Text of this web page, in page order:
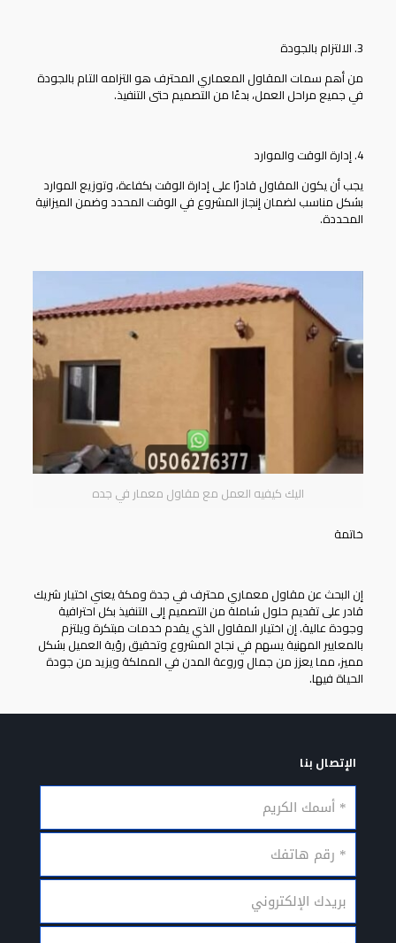
3. الالتزام بالجودة
من أهم سمات المقاول المعماري المحترف هو التزامه التام بالجودة
في جميع مراحل العمل، بدءًا من التصميم حتى التنفيذ.
4. إدارة الوقت والموارد
يجب أن يكون المقاول قادرًا على إدارة الوقت بكفاءة، وتوزيع الموارد
بشكل مناسب لضمان إنجاز المشروع في الوقت المحدد وضمن الميزانية
المحددة.
اليك كيفيه العمل مع مقاول معمار في جده
خاتمة
إن البحث عن مقاول معماري محترف في جدة ومكة يعني اختيار شريك
قادر على تقديم حلول شاملة من التصميم إلى التنفيذ بكل احترافية
وجودة عالية. إن اختيار المقاول الذي يقدم خدمات مبتكرة ويلتزم
بالمعايير المهنية يسهم في نجاح المشروع وتحقيق رؤية العميل بشكل
مميز، مما يعزز من جمال وروعة المدن في المملكة ويزيد من جودة
الحياة فيها.
الإتصال بنا